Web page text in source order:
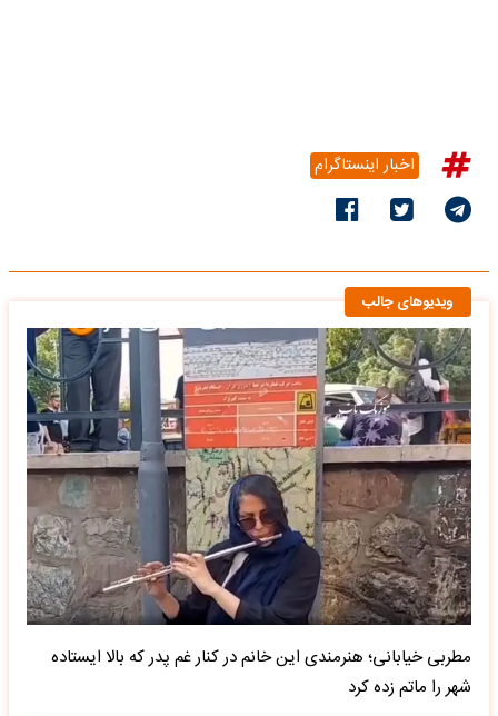
اخبار اینستاگرام
ویدیوهای جالب
مطربی خیابانی؛ هنرمندی این خانم در کنار غم پدر که بالا ایستاده
شهر را ماتم زده کرد